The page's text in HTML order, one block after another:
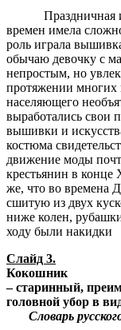
Праздничная
времен имела
роль играла
обычаю девочку с
непростым, но
протяжении многих
населяющего
выработались свои
вышивки и
костюма
движение моды
крестьянин в
же, что во времена
сшитую из двух
ниже колен,
ходу были накидки
Слайд 3.
Кокошник
– старинный,
головной убор в
Словарь